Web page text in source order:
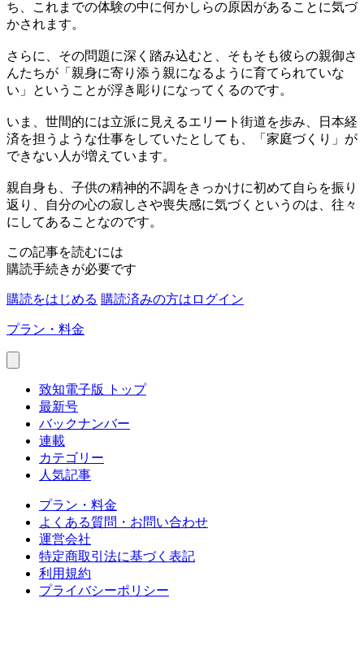
ち、これまでの体験の中に何かしらの原因があることに気づ
かされます。
さらに、その問題に深く踏み込むと、そもそも彼らの親御さ
んたちが「親身に寄り添う親になるように育てられていな
い」ということが浮き彫りになってくるのです。
いま、世間的には立派に見えるエリート街道を歩み、日本経
済を担うような仕事をしていたとしても、「家庭づくり」が
できない人が増えています。
親自身も、子供の精神的不調をきっかけに初めて自らを振り
返り、自分の心の寂しさや喪失感に気づくというのは、往々
にしてあることなのです。
この記事を読むには
購読手続きが必要です
購読をはじめる 購読済みの方はログイン
プラン・料金
致知電子版 トップ
最新号
バックナンバー
連載
カテゴリー
人気記事
プラン・料金
よくある質問・お問い合わせ
運営会社
特定商取引法に基づく表記
利用規約
プライバシーポリシー